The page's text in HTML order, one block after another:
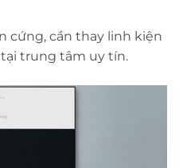
cứng, cần thay linh kiện
tại trung tâm uy tín.